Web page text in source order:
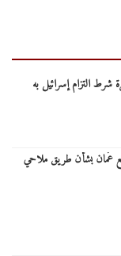
شرط التزام إسرائيل به
عُمان بشأن طريق ملاحي